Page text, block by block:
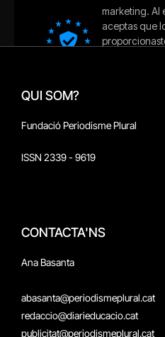
QUI SOM?
Fundació Periodisme Plural
ISSN 2339 - 9619
CONTACTA'NS
Ana Basanta
abasanta@periodismeplural.cat
redaccio@diarieducacio.cat
publicitat@periodismeplural.cat